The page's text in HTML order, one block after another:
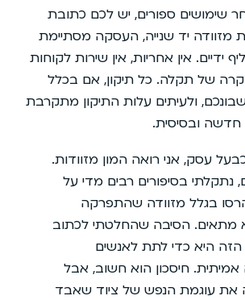
שימושים ספורים, יש לכם כתובת
מזוודה יד שנייה, העסקה מסתיימת
אין אחריות, אין שירות לקוחות
של תקלה. כל תיקון, אם בכלל
ולעיתים עלות התיקון מתקרבת
חדשה ובסיסית.
עסק, אני רואה המון מזוודות.
נתקלתי בסיפורים רבים מדי על
בגלל מזוודה שהתפרקה
מתאים. הסיבה שהחלטתי לכתוב
היא כדי לתת לאנשים
חיסכון הוא חשוב, אבל
את עוגמת הנפש של ציוד שאבד